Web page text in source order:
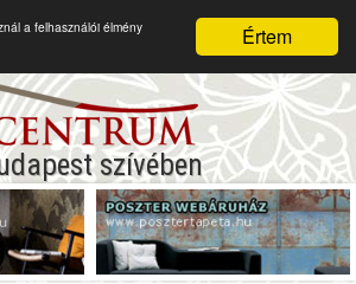
Értem
a felhasználói élmény
szívében